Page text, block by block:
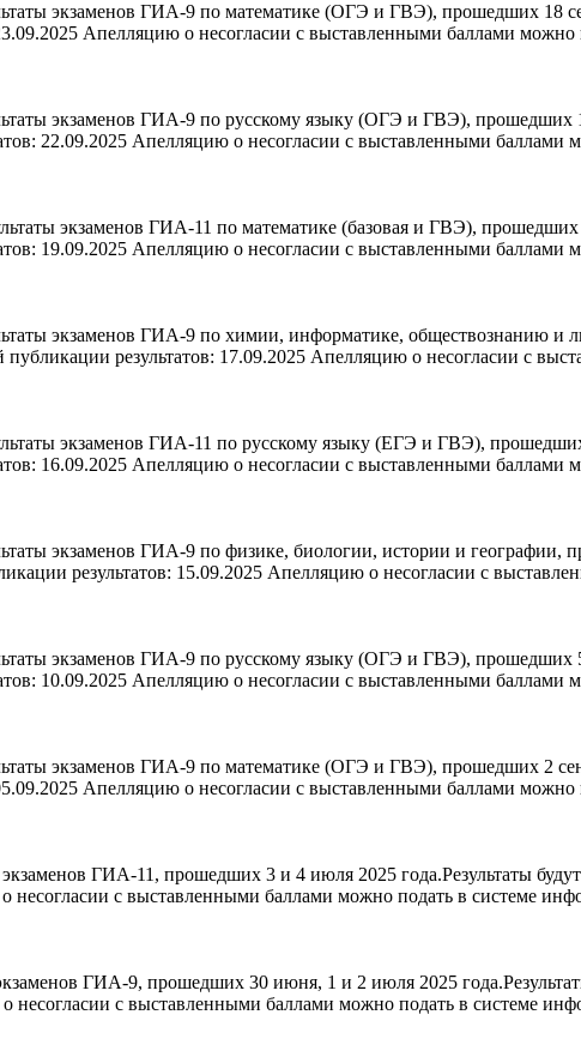
экзаменов ГИА-9 по математике (ОГЭ и ГВЭ), прошедших 18
Апелляцию о несогласии с выставленными баллами можно
экзаменов ГИА-9 по русскому языку (ОГЭ и ГВЭ), прошедших
22.09.2025 Апелляцию о несогласии с выставленными баллами
экзаменов ГИА-11 по математике (базовая и ГВЭ), прошедших
19.09.2025 Апелляцию о несогласии с выставленными баллами
экзаменов ГИА-9 по химии, информатике, обществознанию и
результатов: 17.09.2025 Апелляцию о несогласии с
экзаменов ГИА-11 по русскому языку (ЕГЭ и ГВЭ), прошедших
16.09.2025 Апелляцию о несогласии с выставленными баллами
экзаменов ГИА-9 по физике, биологии, истории и географии,
результатов: 15.09.2025 Апелляцию о несогласии с
экзаменов ГИА-9 по русскому языку (ОГЭ и ГВЭ), прошедших 5
10.09.2025 Апелляцию о несогласии с выставленными баллами
экзаменов ГИА-9 по математике (ОГЭ и ГВЭ), прошедших 2
Апелляцию о несогласии с выставленными баллами можно
ГИА-11, прошедших 3 и 4 июля 2025 года.Результаты
с выставленными баллами можно подать в системе
ГИА-9, прошедших 30 июня, 1 и 2 июля 2025
с выставленными баллами можно подать в системе